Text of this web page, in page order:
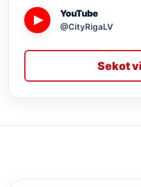
▶
YouTube
@CityRigaLV
Sekot